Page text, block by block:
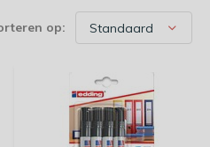
op: